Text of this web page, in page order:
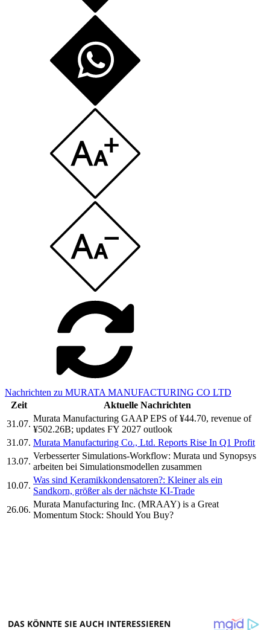
Nachrichten zu MURATA MANUFACTURING CO LTD
Zeit
Aktuelle Nachrichten
31.07.
Murata Manufacturing GAAP EPS of ¥44.70, revenue of
¥502.26B; updates FY 2027 outlook
31.07. Murata Manufacturing Co., Ltd. Reports Rise In Q1 Profit
13.07.
Verbesserter Simulations-Workflow: Murata und Synopsys
arbeiten bei Simulationsmodellen zusammen
10.07.
Was sind Keramikkondensatoren?: Kleiner als ein
Sandkorn, größer als der nächste KI-Trade
26.06.
Murata Manufacturing Inc. (MRAAY) is a Great
Momentum Stock: Should You Buy?